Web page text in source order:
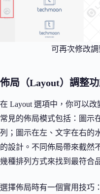
可再次修改
佈局（Layout）調整
在 Layout 選項中，你可以改
常見的佈局模式包括：圖示
列；圖示在左、文字在右的
的設計。不同佈局帶來截然
幾種排列方式來找到最符合
選擇佈局時有一個實用技巧